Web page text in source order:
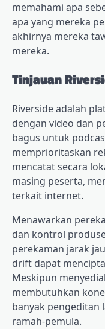
memahami apa
apa yang mereka
akhirnya mereka
mereka.
Tinjauan
Riverside adalah
dengan video dan
bagus untuk
memprioritaskan
mencatat secara
masing peserta,
terkait internet.
Menawarkan
dan kontrol
perekaman jarak
drift dapat
Meskipun
membutuhkan
banyak pengeditan
ramah-pemula.